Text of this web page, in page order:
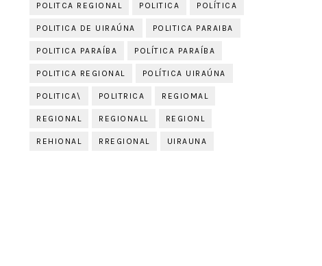
POLITCA REGIONAL POLITICA POLÍTICA
POLITICA DE UIRAÚNA POLITICA PARAIBA
POLITICA PARAÍBA POLÍTICA PARAÍBA
POLITICA REGIONAL POLÍTICA UIRAÚNA
POLITICA\ POLITRICA REGIOMAL
REGIONAL REGIONALL REGIONL
REHIONAL RREGIONAL UIRAUNA